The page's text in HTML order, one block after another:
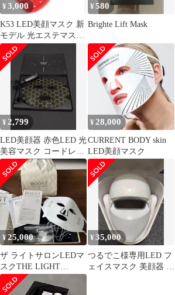
¥ 3,000
K53 LED美顔マスク 新
モデル 光エステマスク
自宅用 7色LED 顔ケア
¥580
Brighte Lift Mask
¥ 2,799
LED美顔器 赤色LED 光
美容マスク コードレス
元箱付き(Sushi様専用)
¥28,000
CURRENT BODY skin
LED美顔マスク
¥25,000
ザ ライトサロンLEDマ
スクTHE LIGHT
SALON LED MASK
¥35,000
つるでこ様専用LED フ
ェイスマスク 美顔器 、